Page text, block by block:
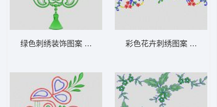
绿色刺绣装饰图案 植物花型 彩色花卉刺绣图案 植物花